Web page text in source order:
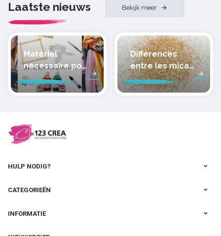
Laatste nieuws Bekijk meer
Matériel
nécessaire pour
peindre la soie
Différences
entre les micas
des pâtes
polymères
HULP NODIG?
CATEGORIEËN
INFORMATIE